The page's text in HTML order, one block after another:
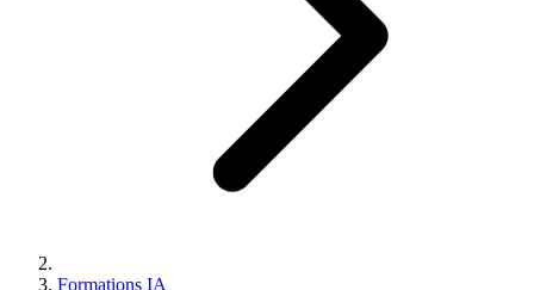
Formations IA